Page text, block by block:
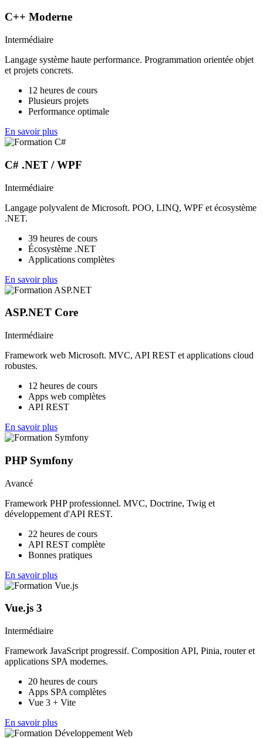
C++ Moderne
Intermédiaire
Langage système haute performance. Programmation orientée objet
et projets concrets.
12 heures de cours
Plusieurs projets
Performance optimale
En savoir plus
C# .NET / WPF
Intermédiaire
Langage polyvalent de Microsoft. POO, LINQ, WPF et écosystème
.NET.
39 heures de cours
Écosystème .NET
Applications complètes
En savoir plus
ASP.NET Core
Intermédiaire
Framework web Microsoft. MVC, API REST et applications cloud
robustes.
12 heures de cours
Apps web complètes
API REST
En savoir plus
PHP Symfony
Avancé
Framework PHP professionnel. MVC, Doctrine, Twig et
développement d'API REST.
22 heures de cours
API REST complète
Bonnes pratiques
En savoir plus
Vue.js 3
Intermédiaire
Framework JavaScript progressif. Composition API, Pinia, router et
applications SPA modernes.
20 heures de cours
Apps SPA complètes
Vue 3 + Vite
En savoir plus